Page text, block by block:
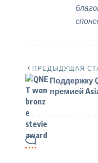
ПРЕДЫДУЩАЯ
Поддержку
премией